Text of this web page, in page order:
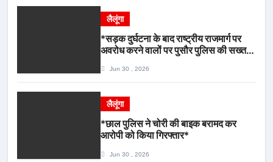
लैलूंगा
*सड़क दुर्घटना के बाद राष्ट्रीय राजमार्ग पर
अवरोध करने वालों पर पुसौर पुलिस की सख्त
Jun 30 , 2026
लैलूंगा
*छाल पुलिस ने चोरी की बाइक बरामद कर
आरोपी को किया गिरफ्तार*
Jun 30 , 2026